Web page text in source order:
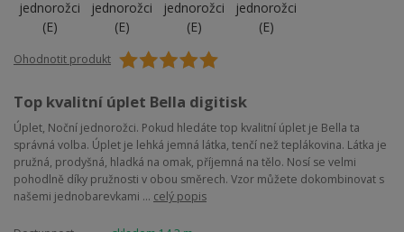
Ohodnotit produkt
Top kvalitní úplet Bella digitisk
Úplet, Noční jednorožci. Pokud hledáte top kvalitní úplet je Bella ta
správná volba. Úplet je lehká jemná látka, tenčí než teplákovina. Látka je
pružná, prodyšná, hladká na omak, příjemná na tělo. Nosí se velmi
pohodlně díky pružnosti v obou směrech. Vzor můžete dokombinovat s
našemi jednobarevkami ... celý popis